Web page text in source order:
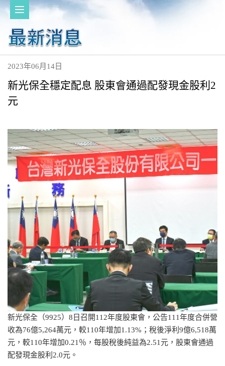
2023年06月14日
新光保全穩定配息 股東會通過配發現金股利2
元
新光保全（9925）8日召開112年度股東會，公告111年度合併營
收為76億5,264萬元，較110年增加1.13%；稅後淨利9億6,518萬
元，較110年增加0.21％，每股稅後純益為2.51元，股東會通過
配發現金股利2.0元。